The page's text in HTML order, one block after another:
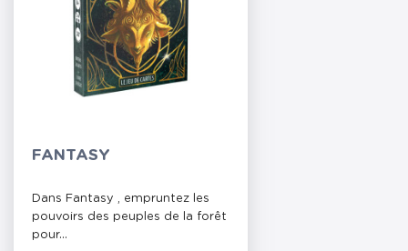
FANTASY
Dans Fantasy , empruntez les
pouvoirs des peuples de la forêt
pour...